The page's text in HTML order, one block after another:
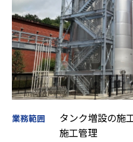
業務範囲
タンク増設の施
施工管理